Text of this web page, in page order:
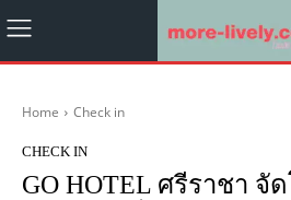
Home Check in
CHECK IN
GO HOTEL ศรีราชา จั